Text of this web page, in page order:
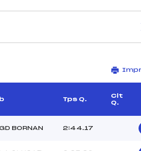
Tps Q.
Clt
Q.
BORNAN 2:44.17